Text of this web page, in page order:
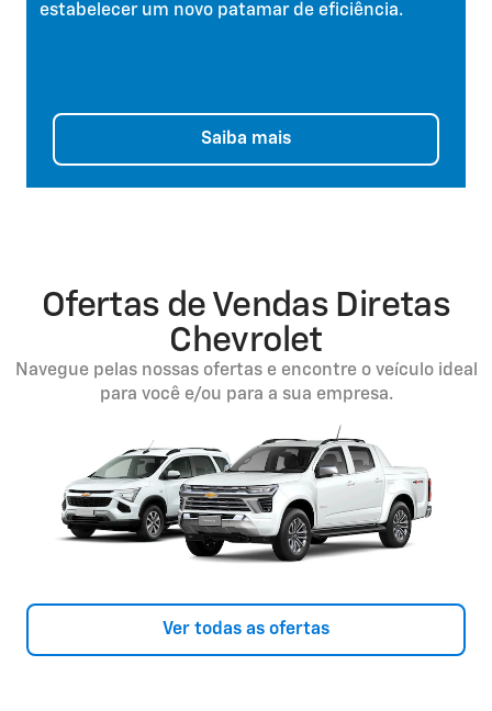
estabelecer um novo patamar de eficiência.
Saiba mais
Ofertas de Vendas Diretas
Chevrolet
Navegue pelas nossas ofertas e encontre o veículo ideal
para você e/ou para a sua empresa.
Ver todas as ofertas